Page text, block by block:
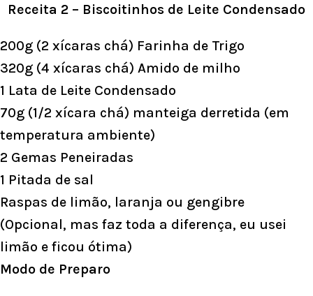
Receita 2 – Biscoitinhos de Leite Condensado
200g (2 xícaras chá) Farinha de Trigo
320g (4 xícaras chá) Amido de milho
1 Lata de Leite Condensado
70g (1/2 xícara chá) manteiga derretida (em
temperatura ambiente)
2 Gemas Peneiradas
1 Pitada de sal
Raspas de limão, laranja ou gengibre
(Opcional, mas faz toda a diferença, eu usei
limão e ficou ótima)
Modo de Preparo